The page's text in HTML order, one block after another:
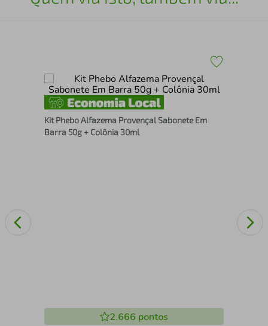
Kit Phebo Alfazema Provençal Sabonete Em
Barra 50g + Colônia 30ml
2.666 pontos